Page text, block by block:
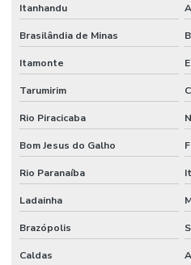
Revestimento Epóxi Em São Paulo
Revestimento Epóxi Monolítico Em
Revestimento Epóxi Multicamadas
Revestimento Epóxi Para Ambientes
Revestimento Epóxi Para Indústria
Revestimento Epóxi Para Indústrias
Revestimento Epóxi Para Piso
Itanhandu
Brasilândia de Minas
Itamonte
Tarumirim
Rio Piracicaba
Bom Jesus do Galho
Rio Paranaíba
Ladainha
Brazópolis
Caldas